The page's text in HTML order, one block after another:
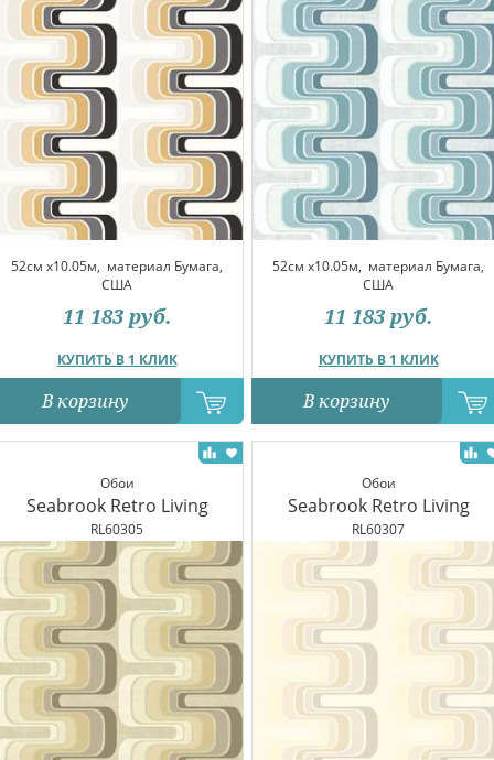
52см x10.05м, материал Бумага,
США
КУПИТЬ В 1 КЛИК
11 183 руб.
В корзину
52см x10.05м, материал Бумага,
США
КУПИТЬ В 1 КЛИК
11 183 руб.
В корзину
Обои
Seabrook Retro Living
RL60305
Обои
Seabrook Retro Living
RL60307